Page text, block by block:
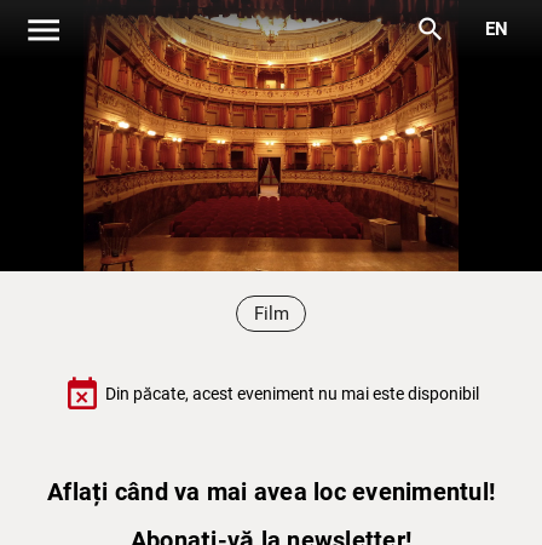
menu search EN
Film
event_busy Din păcate, acest eveniment nu mai este disponibil
Aflați când va mai avea loc evenimentul!